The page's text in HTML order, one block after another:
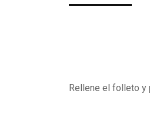
Rellene el folleto y